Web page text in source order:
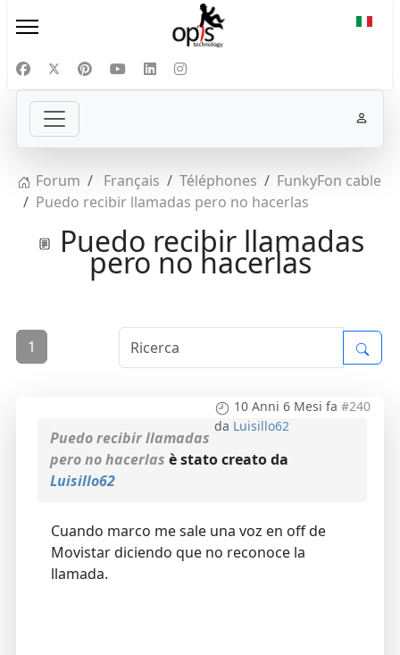
Forum Français Téléphones
FunkyFon cable
Puedo recibir llamadas pero no hacerlas
Puedo recibir llamadas
pero no hacerlas
1
10 Anni 6 Mesi fa #240
da Luisillo62
Puedo recibir llamadas
pero no hacerlas è stato creato da
Luisillo62
Cuando marco me sale una voz en off de
Movistar diciendo que no reconoce la
llamada.